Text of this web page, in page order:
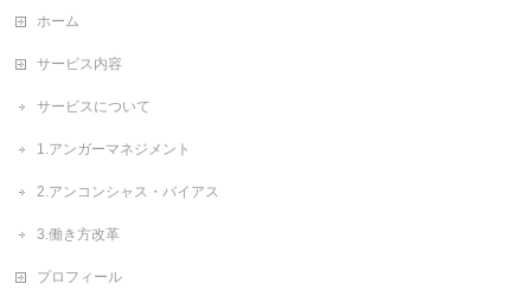
ホーム
サービス内容
サービスについて
1.アンガーマネジメント
2.アンコンシャス・バイアス
3.働き方改革
プロフィール